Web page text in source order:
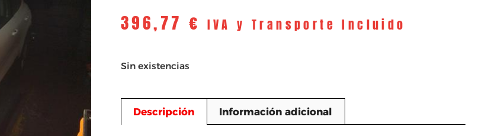
396,77 € IVA y Transporte Incluido
Sin existencias
Descripción Información adicional